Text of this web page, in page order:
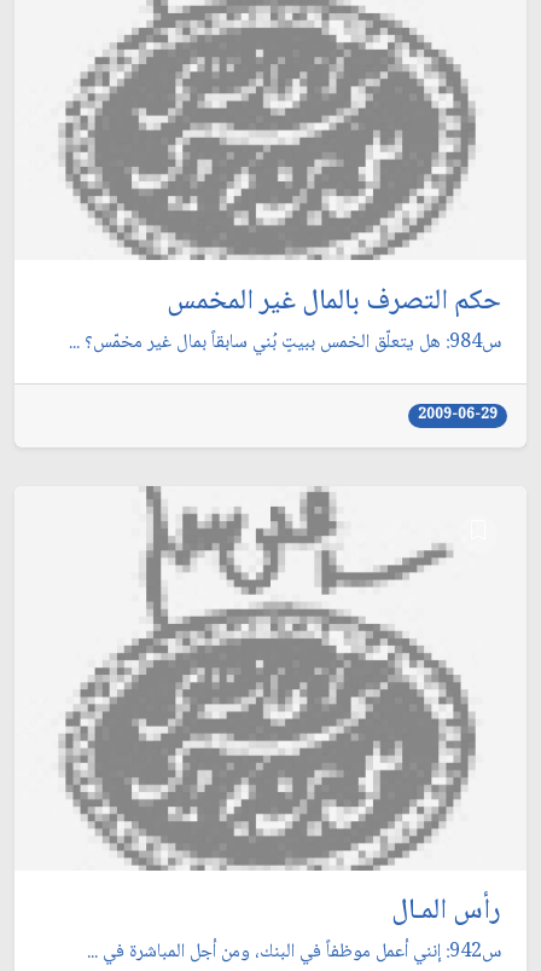
حكم التصرف بالمال غير المخمس
س984: هل يتعلّق الخمس ببيتٍ بُني سابقاً بمال غير مخمّس؟ ...
2009-06-29
رأس المـال
س942: إنني أعمل موظفاً في البنك، ومن أجل المباشرة في ...